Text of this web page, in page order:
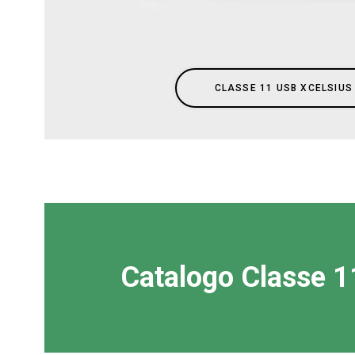
CLASSE 11 USB XCELSIUS
Catalogo Classe